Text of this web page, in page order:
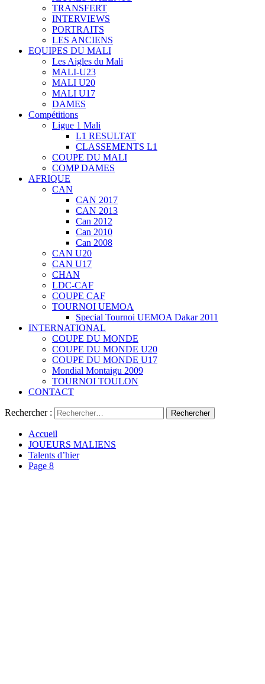
TRANSFERT
INTERVIEWS
PORTRAITS
LES ANCIENS
EQUIPES DU MALI
Les Aigles du Mali
MALI-U23
MALI U20
MALI U17
DAMES
Compétitions
Ligue 1 Mali
L1 RESULTAT
CLASSEMENTS L1
COUPE DU MALI
COMP DAMES
AFRIQUE
CAN
CAN 2017
CAN 2013
Can 2012
Can 2010
Can 2008
CAN U20
CAN U17
CHAN
LDC-CAF
COUPE CAF
TOURNOI UEMOA
Special Tournoi UEMOA Dakar 2011
INTERNATIONAL
COUPE DU MONDE
COUPE DU MONDE U20
COUPE DU MONDE U17
Mondial Montaigu 2009
TOURNOI TOULON
CONTACT
Rechercher :
Accueil
JOUEURS MALIENS
Talents d’hier
Page 8